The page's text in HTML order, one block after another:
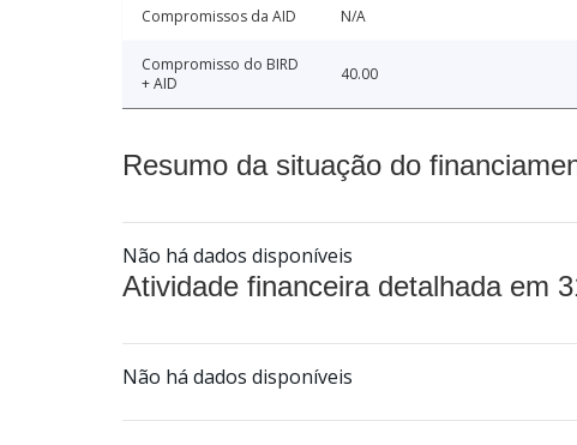
Compromissos da AID N/A
Compromisso do BIRD
+ AID
40.00
Resumo da situação do
Não há dados disponíveis
Atividade financeira detalhada em
Não há dados disponíveis